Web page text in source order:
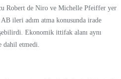
Robert de Niro ve Michelle Pfeiffer yer
ileri adım atma konusunda irade
Ekonomik ittifak alanı aynı
dahil etmedi.